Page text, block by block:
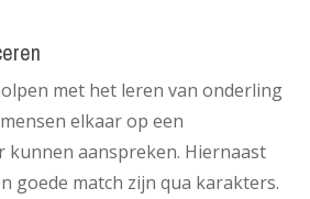
met het leren van onderling
elkaar op een
kunnen aanspreken. Hiernaast
goede match zijn qua karakters.